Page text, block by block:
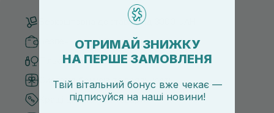
Безкоштовна доставка від 3000 UAH
Безпечні способи оплати
Тільки оригінальна косметика
Система бонусів та лояльності
Кращі ціни та топ товари
ОТРИМАЙ ЗНИЖКУ
НА ПЕРШЕ ЗАМОВЛЕНЯ
Твій вітальний бонус вже чекає —
підписуйся на наші новини!